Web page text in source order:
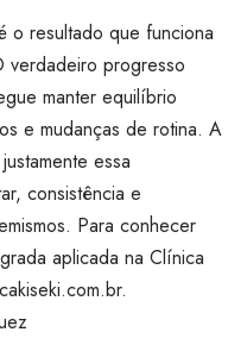
o resultado que funciona
verdadeiro progresso
manter equilíbrio
e mudanças de rotina. A
essa
consistência e
Para conhecer
aplicada na Clínica